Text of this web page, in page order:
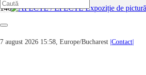
7 august 2026 15:58, Europe/Bucharest |Contact|
AFECTE / EFECTE Expoziție
Galeria de Artă Ploiești 5 – 18